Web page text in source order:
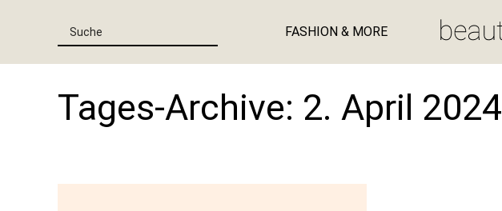
FASHION & MORE
Tages-Archive: 2. April 2024